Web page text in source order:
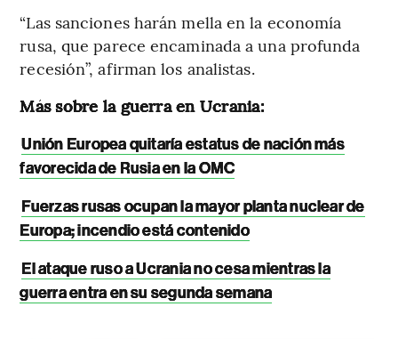
“Las sanciones harán mella en la economía
rusa, que parece encaminada a una profunda
recesión”, afirman los analistas.
Más sobre la guerra en Ucrania:
Unión Europea quitaría estatus de nación más
favorecida de Rusia en la OMC
Fuerzas rusas ocupan la mayor planta nuclear de
Europa; incendio está contenido
El ataque ruso a Ucrania no cesa mientras la
guerra entra en su segunda semana